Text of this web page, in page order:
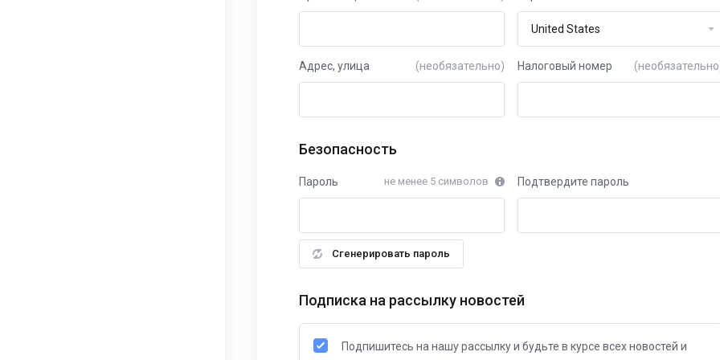
Адрес, улица (необязательно) Налоговый номер
Безопасность
Пароль не менее 5 символов
Сгенерировать пароль
Подтвердите пароль
Подписка на рассылку новостей
Подпишитесь на нашу рассылку и будьте в курсе всех новостей и